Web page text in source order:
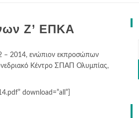
Ζ’ ΕΠΚΑ
– 2014, ενώπιον εκπροσώπων
Κέντρο ΣΠΑΠ Ολυμπίας,
download=”all”]